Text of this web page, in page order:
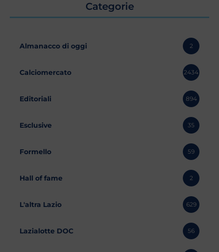
Categorie
Almanacco di oggi 2
Calciomercato 2434
Editoriali 894
Esclusive 35
Formello 59
Hall of fame 2
L'altra Lazio 629
Lazialotte DOC 56